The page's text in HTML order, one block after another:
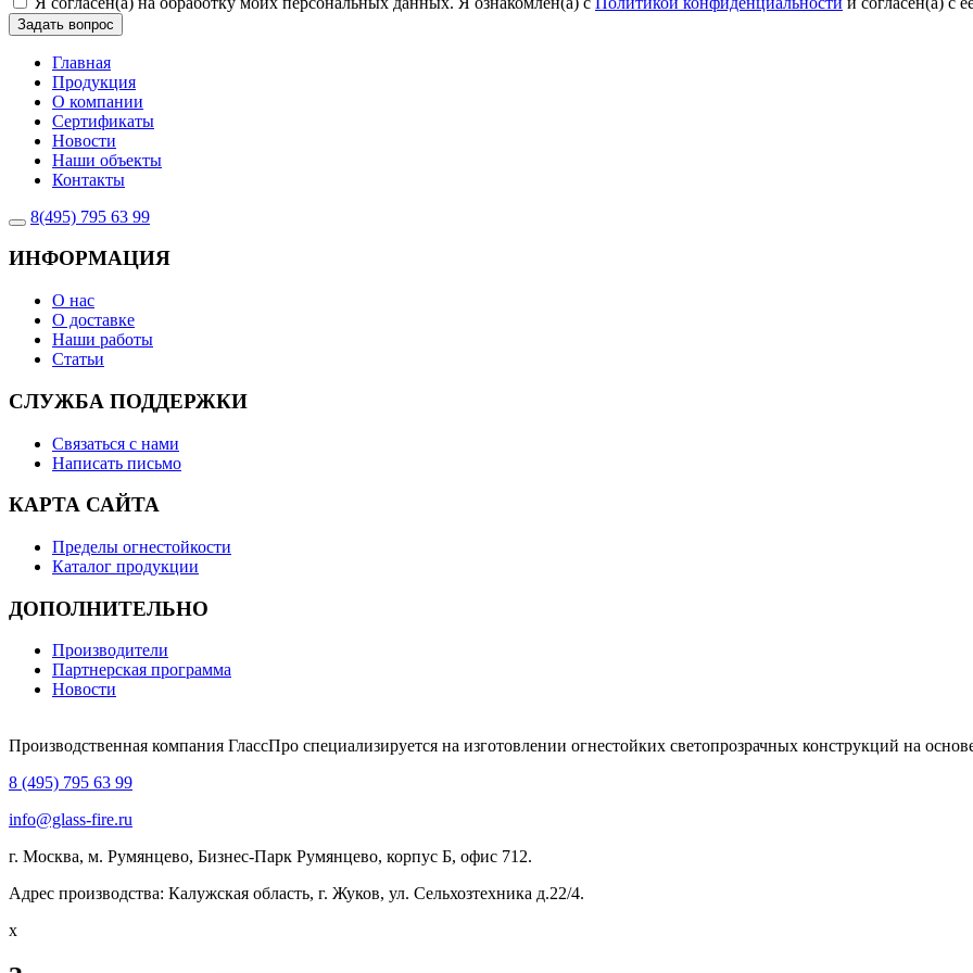
Задать вопрос
Главная
Продукция
О компании
Сертификаты
Новости
Наши объекты
Контакты
8(495) 795 63 99
ИНФОРМАЦИЯ
О нас
О доставке
Наши работы
Статьи
СЛУЖБА ПОДДЕРЖКИ
Связаться с нами
Написать письмо
КАРТА САЙТА
Пределы огнестойкости
Каталог продукции
ДОПОЛНИТЕЛЬНО
Производители
Партнерская программа
Новости
Производственная компания ГлассПро специализируется на изготовлении огнестойких светопрозрачных конструкций на
8 (495) 795 63 99
info@glass-fire.ru
г. Москва, м. Румянцево, Бизнес-Парк Румянцево, корпус Б, офис 712.
Адрес производства: Калужская область, г. Жуков, ул. Сельхозтехника д.22/4.
x